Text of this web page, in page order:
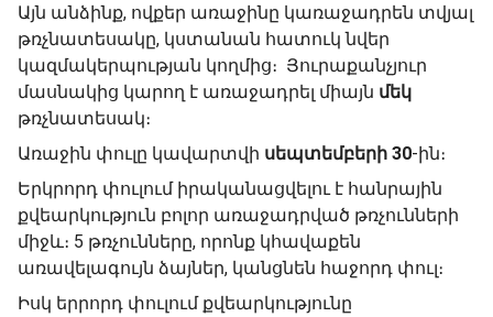
Այն անձինք, ովքեր առաջինը կառաջադրեն տվյալ
թռչնատեսակը, կստանան հատուկ նվեր
կազմակերպության կողմից։ Յուրաքանչյուր
մասնակից կարող է առաջադրել միայն մեկ
թռչնատեսակ։
Առաջին փուլը կավարտվի սեպտեմբերի 30-ին։
Երկրորդ փուլում իրականացվելու է հանրային
քվեարկություն բոլոր առաջադրված թռչունների
միջև։ 5 թռչունները, որոնք կհավաքեն
առավելագույն ձայներ, կանցնեն հաջորդ փուլ։
Իսկ երրորդ փուլում քվեարկությունը